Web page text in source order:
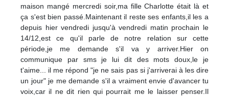
maison mangé mercredi soir,ma fille Charlotte était là et
ça s'est bien passé.Maintenant il reste ses enfants,il les a
depuis hier vendredi jusqu'à vendredi matin prochain le
14/12,est ce qu'il parle de notre relation sur cette
période,je me demande s'il va y arriver.Hier on
communique par sms je lui dit des mots doux,le je
t'aime... il me répond "je ne sais pas si j'arriverai à les dire
un jour" je me demande s'il a vraiment envie d'avancer tu
voix,car il ne dit rien qui pourrait me le laisser penser.Il